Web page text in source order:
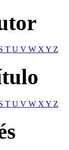
T U V W XY Z
T U V W X Y Z